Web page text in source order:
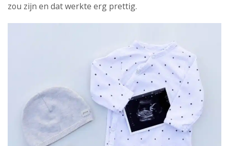
zou zijn en dat werkte erg prettig.